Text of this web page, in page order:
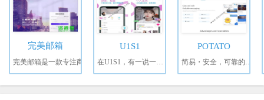
完美邮箱
完美邮箱是一款专注商
U1S1
在U1S1，有一说一，有爱说
POTATO
简易・安全，可靠的消息